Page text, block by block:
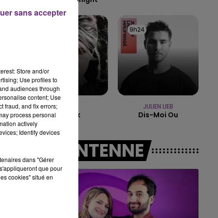
14h00 - 15h00
LA RADIO POP
Tik Tok
9h24
9h24
JULIEN LIEB
Dis-Moi Ou
A L'ANTENNE
Store and/or
Use profiles to
audiences through
content; Use
fraud, and fix errors;
process personal
actively
Identify devices
dans "Gérer
que pour
cookies" situé en
sans accepter